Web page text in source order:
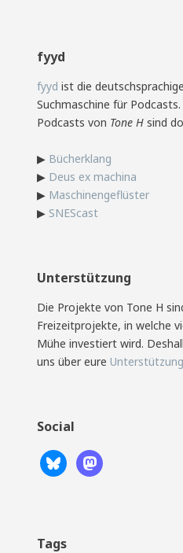
fyyd
fyyd ist die deutschsprachige
Suchmaschine für Podcasts.
Podcasts von Tone H sind
▶ Bücherklang
▶ Deus ex machina
▶ Maschinengeflüster
▶ SNEScast
Unterstützung
Die Projekte von Tone H
Freizeitprojekte, in welche
Mühe investiert wird.
uns über eure Unterstützung
Social
Tags